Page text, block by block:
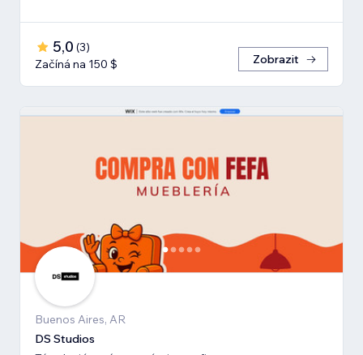
5,0 (3)
Začíná na 150 $
Zobrazit
Buenos Aires, AR
DS Studios